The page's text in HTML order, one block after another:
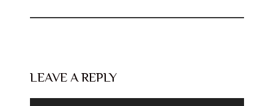
LEAVE A REPLY